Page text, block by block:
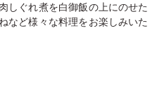
しぐれ煮を白御飯の上にのせた
など様々な料理をお楽しみいた